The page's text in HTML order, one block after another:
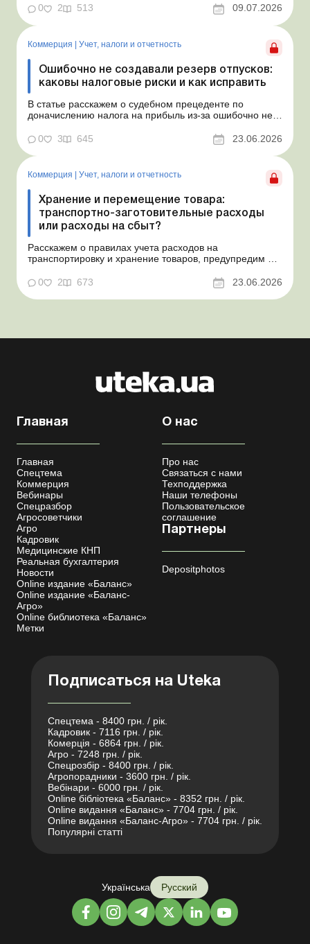
действовать с середины месяца. Предприятие
арендует у физлица автомобиль с 15.07.2026.
Согласно условиям договора арендная плата
составляет 4 000 грн в месяц. Возн...
0 2 513 09.07.2026
Коммерция | Учет, налоги и отчетность
Ошибочно не создавали резерв отпусков:
каковы налоговые риски и как исправить
В статье расскажем о судебном прецеденте по
доначислению налога на прибыль из-за ошибочно не
рекомендации, как минимизировать налоговые риски.
Проблемные расходы: налоговые риски и судебная
практика Понимаем ваши волнения в связи с
ошибочным несоздан...
0 3 645 23.06.2026
Коммерция | Учет, налоги и отчетность
Хранение и перемещение товара:
транспортно-заготовительные расходы
или расходы на сбыт?
Расскажем о правилах учета расходов на
транспортировку и хранение товаров, предупредим о
нормативное обоснование. Проблемные расходы:
налоговые риски и судебная практика Казалось бы, в
этом вопросе неоднозначности быть не может. Но, как
0 2 673 23.06.2026
Главная
Главная
Спецтема
Коммерция
Вебинары
Спецразбор
Агросоветчики
Агро
Кадровик
Медицинские КНП
Реальная бухгалтерия
Новости
Online издание «Баланс»
Online издание «Баланс-
Агро»
Online библиотека «Баланс»
Метки
О нас
Про нас
Связаться с нами
Техподдержка
Наши телефоны
Пользовательское
соглашение
Партнеры
Depositphotos
Подписаться на Uteka
Спецтема - 8400 грн. / рік.
Кадровик - 7116 грн. / рік.
Комерція - 6864 грн. / рік.
Агро - 7248 грн. / рік.
Спецрозбір - 8400 грн. / рік.
Агропорадники - 3600 грн. / рік.
Вебінари - 6000 грн. / рік.
Online бібліотека «Баланс» - 8352 грн. / рік.
Online видання «Баланс» - 7704 грн. / рік.
Online видання «Баланс-Агро» - 7704 грн. / рік.
Популярні статті
Українська Русский